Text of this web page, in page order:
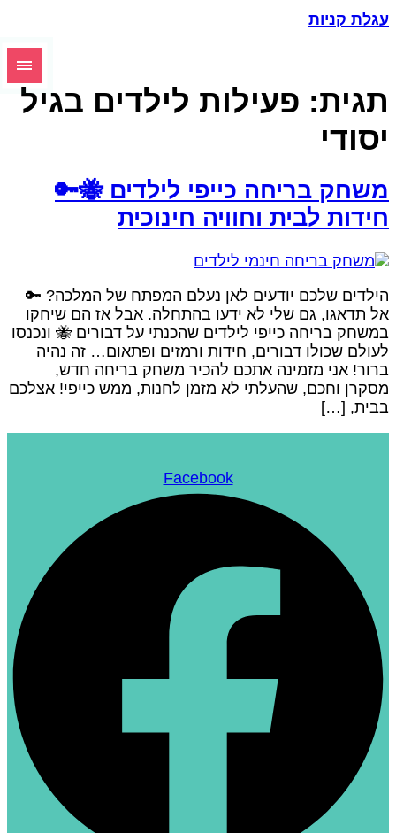
קניות
פעילות לילדים בגיל
בריחה כייפי לילדים 🐝🔑
לבית וחוויה חינוכית
שלכם יודעים לאן נעלם המפתח של המלכה? 🔑
תדאגו, גם שלי לא ידעו בהתחלה. אבל אז הם שיחקו
בריחה כייפי לילדים שהכנתי על דבורים 🐝 ונכנסו
שכולו דבורים, חידות ורמזים ופתאום… זה נהיה
אני מזמינה אתכם להכיר משחק בריחה חדש,
וחכם, שהעלתי לא מזמן לחנות, ממש כייפי! אצלכם
[…]
Facebook